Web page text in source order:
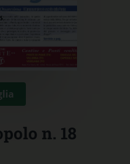
n. 18